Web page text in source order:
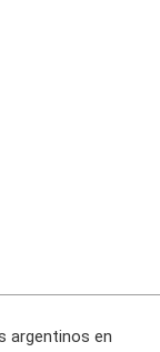
argentinos en